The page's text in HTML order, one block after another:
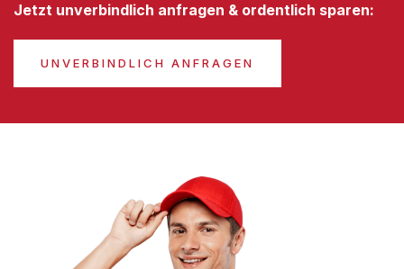
Jetzt unverbindlich anfragen & ordentlich sparen:
UNVERBINDLICH ANFRAGEN